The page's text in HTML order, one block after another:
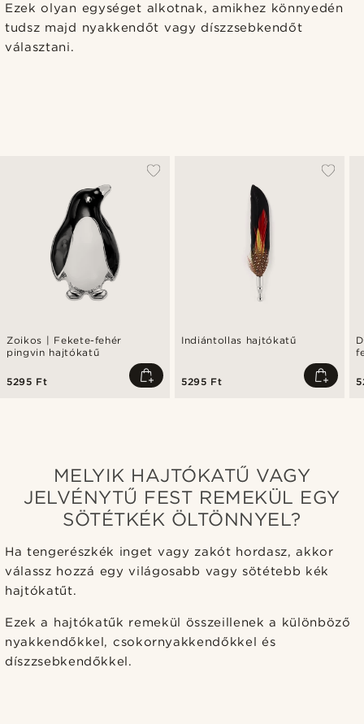
Ezek olyan egységet alkotnak, amikhez könnyedén
tudsz majd nyakkendőt vagy díszzsebkendőt
választani.
Zoikos | Fekete-fehér
pingvin hajtókatű
5295 Ft
Indiántollas hajtókatű
5295 Ft
MELYIK HAJTÓKATŰ VAGY
JELVÉNYTŰ FEST REMEKÜL EGY
SÖTÉTKÉK ÖLTÖNNYEL?
Ha tengerészkék inget vagy zakót hordasz, akkor
válassz hozzá egy világosabb vagy sötétebb kék
hajtókatűt.
Ezek a hajtókatűk remekül összeillenek a különböző
nyakkendőkkel, csokornyakkendőkkel és
díszzsebkendőkkel.